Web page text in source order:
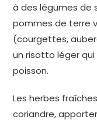
à des légumes de
pommes de terre
(courgettes,
un risotto léger
poisson.
Les herbes
coriandre,